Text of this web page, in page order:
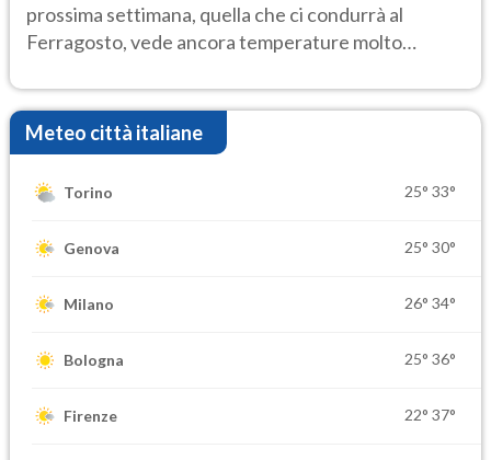
prossima settimana, quella che ci condurrà al
Ferragosto, vede ancora temperature molto
Meteo città italiane
Torino 25° 33°
Genova 25° 30°
Milano 26° 34°
Bologna 25° 36°
Firenze 22° 37°